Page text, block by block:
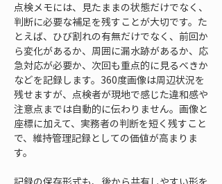
点検メモには、見たままの状態だけでなく、
判断に必要な補足を残すことが大切です。た
とえば、ひび割れの有無だけでなく、前回か
ら変化があるか、周囲に漏水跡があるか、応
急対応が必要か、次回も重点的に見るべきか
などを記録します。360度画像は周辺状況を
残せますが、点検者が現地で感じた違和感や
注意点までは自動的に伝わりません。画像と
座標に加えて、実務者の判断を短く残すこと
で、維持管理記録としての価値が高まりま
す。
記録の保存形式も、後から共有しやすい形を